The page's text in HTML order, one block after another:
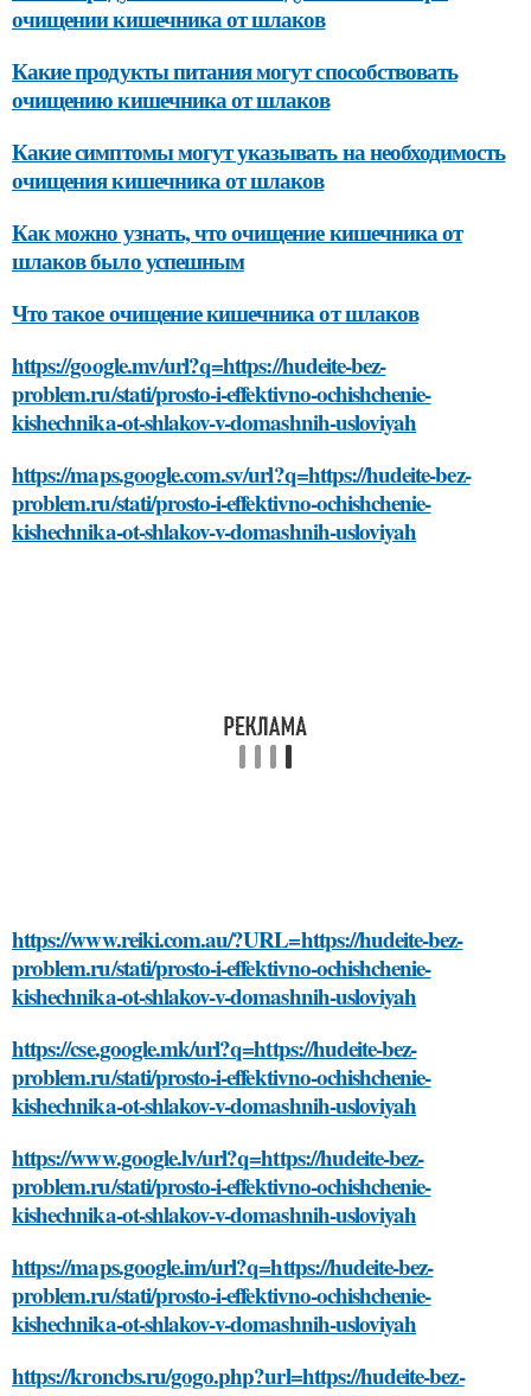
очищении кишечника от шлаков
Какие продукты питания могут способствовать
очищению кишечника от шлаков
Какие симптомы могут указывать на необходимость
очищения кишечника от шлаков
Как можно узнать, что очищение кишечника от
шлаков было успешным
Что такое очищение кишечника от шлаков
https://google.mv/url?q=https://hudeite-bez-
problem.ru/stati/prosto-i-effektivno-ochishchenie-
kishechnika-ot-shlakov-v-domashnih-usloviyah
https://maps.google.com.sv/url?q=https://hudeite-bez-
problem.ru/stati/prosto-i-effektivno-ochishchenie-
kishechnika-ot-shlakov-v-domashnih-usloviyah
https://www.reiki.com.au/?URL=https://hudeite-bez-
problem.ru/stati/prosto-i-effektivno-ochishchenie-
kishechnika-ot-shlakov-v-domashnih-usloviyah
https://cse.google.mk/url?q=https://hudeite-bez-
problem.ru/stati/prosto-i-effektivno-ochishchenie-
kishechnika-ot-shlakov-v-domashnih-usloviyah
https://www.google.lv/url?q=https://hudeite-bez-
problem.ru/stati/prosto-i-effektivno-ochishchenie-
kishechnika-ot-shlakov-v-domashnih-usloviyah
https://maps.google.im/url?q=https://hudeite-bez-
problem.ru/stati/prosto-i-effektivno-ochishchenie-
kishechnika-ot-shlakov-v-domashnih-usloviyah
https://kroncbs.ru/gogo.php?url=https://hudeite-bez-